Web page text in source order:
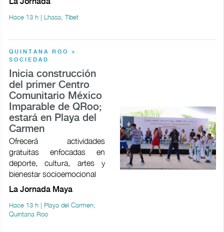
Hace 13 h | Lhasa, Tíbet
QUINTANA ROO >
SOCIEDAD
Inicia construcción
del primer Centro
Comunitario México
Imparable de QRoo;
estará en Playa del
Carmen
Ofrecerá actividades
gratuitas enfocadas en
deporte, cultura, artes y
bienestar socioemocional
La Jornada Maya
Hace 13 h | Playa del Carmen,
Quintana Roo